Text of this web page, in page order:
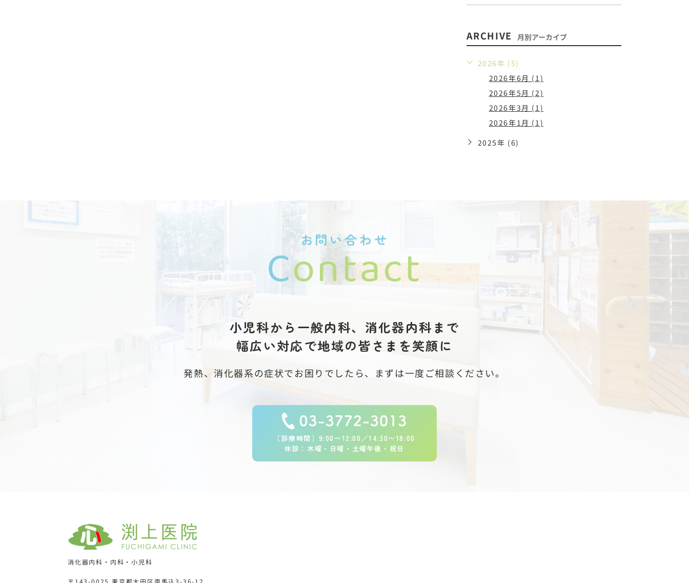
ARCHIVE 月別アーカイブ
2026年 (5)
2026年6月 (1)
2026年5月 (2)
2026年3月 (1)
2026年1月 (1)
2025年 (6)
お問い合わせ
Contact
小児科から一般内科、 消化器内科まで
幅広い対応で地域の皆さまを笑顔に
発熱、消化器系の症状でお困りでしたら、 まずは一度ご相談ください。
［診療時間］9:00〜12:00／14:30〜18:00
休診：木曜・日曜・土曜午後・祝日
消化器内科・内科・小児科
〒143-0025 東京都大田区南馬込3-36-12